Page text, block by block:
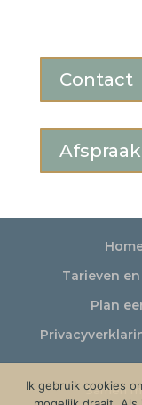
Contact
Tarieven
Plan
Samen
Ik gebruik cookies